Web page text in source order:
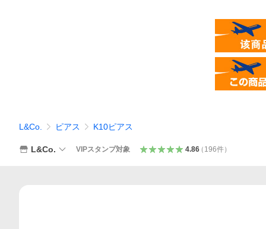
L&Co. ピアス K10ピアス
L&Co. VIPスタンプ対象 4.86（ 196件）